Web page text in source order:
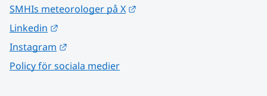
SMHIs meteorologer på X
Linkedin
Instagram
Policy för sociala medier